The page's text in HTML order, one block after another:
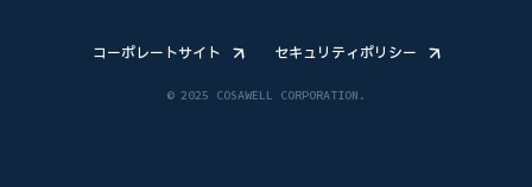
コーポレートサイト セキュリティポリシー
© 2025 COSAWELL CORPORATION.